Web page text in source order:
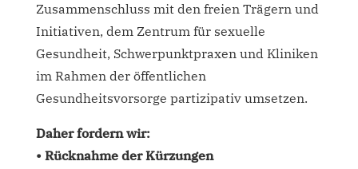
Zusammenschluss mit den freien Trägern und
Initiativen, dem Zentrum für sexuelle
Gesundheit, Schwerpunktpraxen und Kliniken
im Rahmen der öffentlichen
Gesundheitsvorsorge partizipativ umsetzen.
Daher fordern wir:
• Rücknahme der Kürzungen